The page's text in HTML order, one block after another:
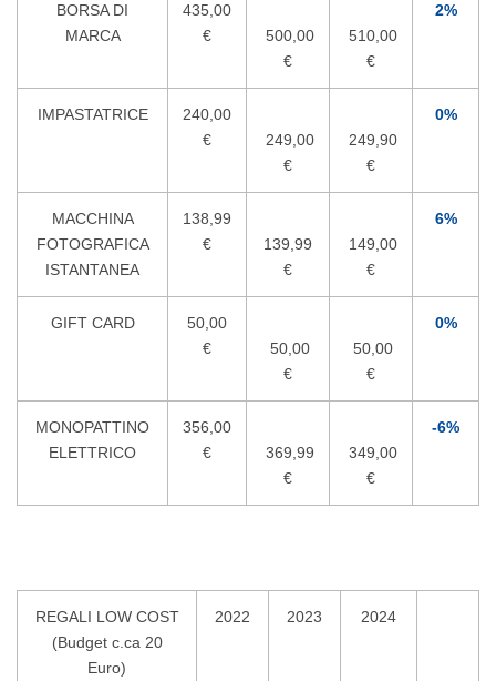
BORSA DI
MARCA
435,00
€
500,00
€
510,00
€
2%
IMPASTATRICE
240,00
€
249,00
€
249,90
€
0%
MACCHINA
FOTOGRAFICA
ISTANTANEA
138,99
€
139,99
€
149,00
€
6%
GIFT CARD
50,00
€
50,00
€
50,00
€
0%
MONOPATTINO
ELETTRICO
356,00
€
369,99
€
349,00
€
-6%
REGALI LOW COST
(Budget c.ca 20
Euro)
2022 2023 2024